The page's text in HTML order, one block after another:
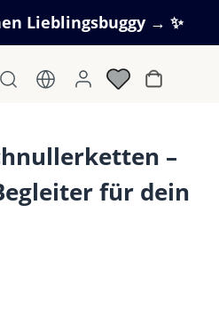
Lieblingsbuggy → ✨
–
für dein